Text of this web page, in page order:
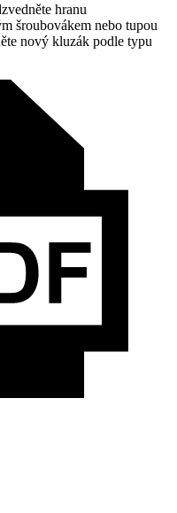
hranu
šroubovákem nebo tupou
nový kluzák podle typu